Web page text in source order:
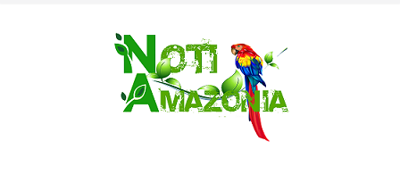
Saltar
atrajo a miles de personas en la
edición 2026 (video)
Pastaza: Fiscal no emite cargos
contra hombre de 50años que
mantenía relacion de «noviazgo»
con una menor de10 años en